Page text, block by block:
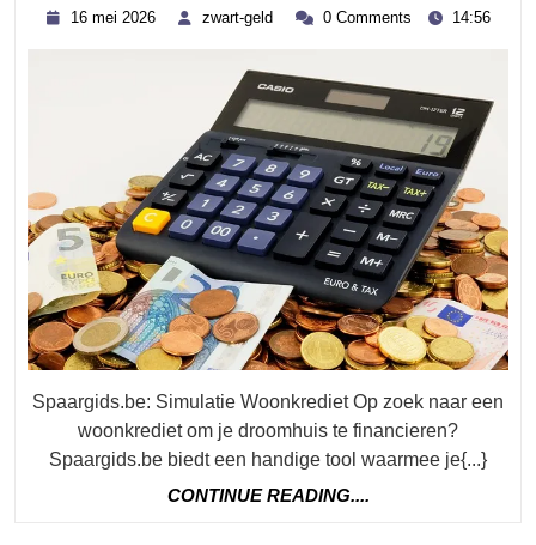
Woonkrediet
Ontdek
De
Financiële
Opties
Voor
Jouw
Droomhuis
16 mei 2026 zwart-geld
zwart- 0 Comments 14:56
Spaargids.be: Simulatie Woonkrediet Op zoek naar een
woonkrediet om je droomhuis te financieren?
Spaargids.be biedt een handige tool waarmee je{...}
CONTINUE READING....